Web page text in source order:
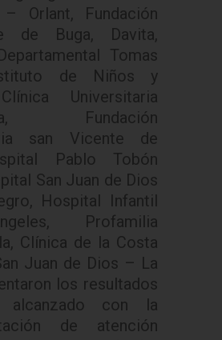
Orlant, Fundación
de Buga, Davita,
Tomas
de Niños y
Universitaria
Fundación
san Vicente de
Pablo Tobón
San Juan de Dios
Hospital Infantil
Profamilia
Clínica de la Costa
Juan de Dios – La
los resultados
alcanzado con la
de atención